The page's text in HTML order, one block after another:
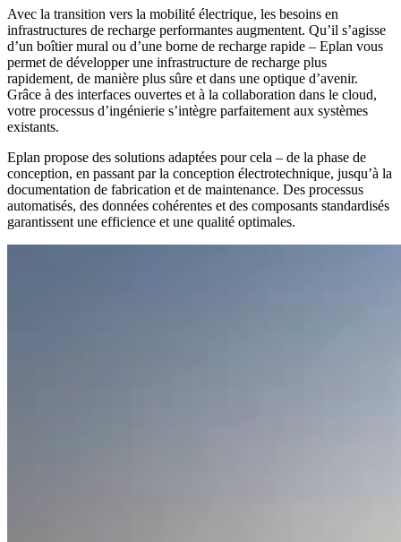
Avec la transition vers la mobilité électrique, les besoins en
infrastructures de recharge performantes augmentent. Qu’il s’agisse
d’un boîtier mural ou d’une borne de recharge rapide – Eplan vous
permet de développer une infrastructure de recharge plus
rapidement, de manière plus sûre et dans une optique d’avenir.
Grâce à des interfaces ouvertes et à la collaboration dans le cloud,
votre processus d’ingénierie s’intègre parfaitement aux systèmes
existants.
Eplan propose des solutions adaptées pour cela – de la phase de
conception, en passant par la conception électrotechnique, jusqu’à la
documentation de fabrication et de maintenance. Des processus
automatisés, des données cohérentes et des composants standardisés
garantissent une efficience et une qualité optimales.